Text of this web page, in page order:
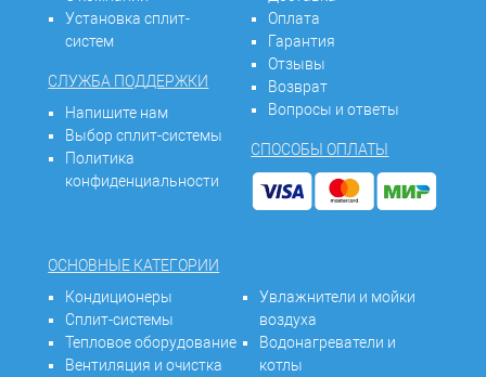
Установка сплит-
систем
СЛУЖБА ПОДДЕРЖКИ
Напишите нам
Выбор сплит-системы
Политика
конфиденциальности
Оплата
Гарантия
Отзывы
Возврат
Вопросы и ответы
СПОСОБЫ ОПЛАТЫ
ОСНОВНЫЕ КАТЕГОРИИ
Кондиционеры
Сплит-системы
Тепловое оборудование
Вентиляция и очистка
Увлажнители и мойки
воздуха
Водонагреватели и
котлы